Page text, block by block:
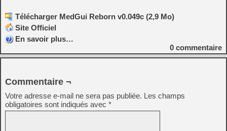
Télécharger MedGui Reborn v0.049c (2,9 Mo)
Site Officiel
En savoir plus…
0 commentaire
Commentaire ¬
Votre adresse e-mail ne sera pas publiée. Les champs
obligatoires sont indiqués avec *